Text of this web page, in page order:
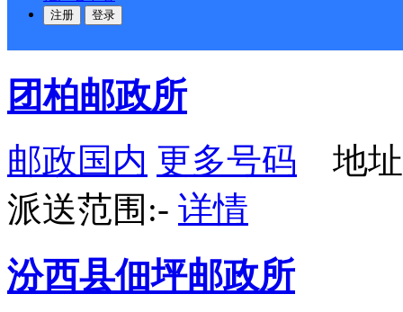
注册 登录
会；对竹镇；佃坪乡；
团柏邮政所
邮政国内 更多号码 地址
派送范围:- 详情
汾西县佃坪邮政所